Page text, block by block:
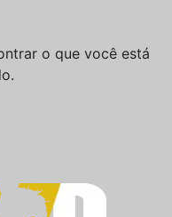
o que você está